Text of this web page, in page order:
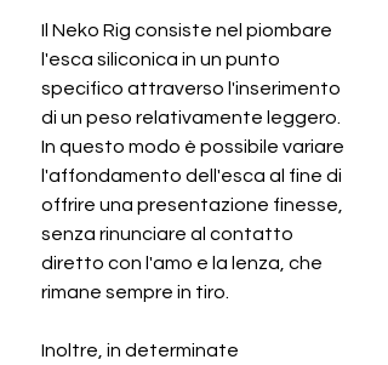
Il Neko Rig consiste nel piombare
l'esca siliconica in un punto
specifico attraverso l'inserimento
di un peso relativamente leggero.
In questo modo è possibile variare
l'affondamento dell'esca al fine di
offrire una presentazione finesse,
senza rinunciare al contatto
diretto con l'amo e la lenza, che
rimane sempre in tiro.
Inoltre, in determinate